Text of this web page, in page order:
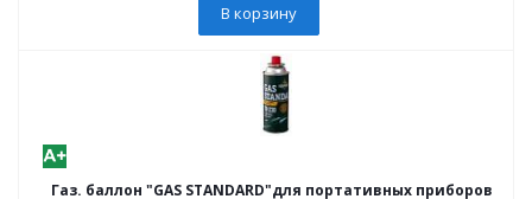
В корзину
Газ. баллон "GAS STANDARD"для портативных приборов